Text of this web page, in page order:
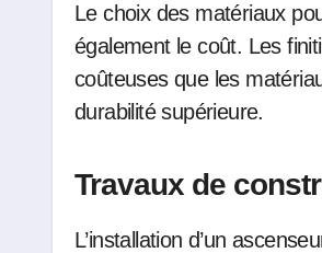
Le choix des matériaux
également le coût. Les
coûteuses que les
durabilité supérieure.
Travaux de
L’installation d’un